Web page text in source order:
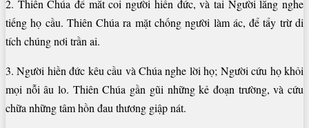
2. Thiên Chúa để mắt coi người hiền đức, và tai Người lắng nghe
tiếng họ cầu. Thiên Chúa ra mặt chống người làm ác, để tẩy trừ di
tích chúng nơi trần ai.
3. Người hiền đức kêu cầu và Chúa nghe lời họ; Người cứu họ khỏi
mọi nỗi âu lo. Thiên Chúa gần gũi những kẻ đoạn trường, và cứu
chữa những tâm hồn đau thương giập nát.